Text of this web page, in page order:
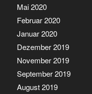
Mai 2020
Februar 2020
Januar 2020
Dezember 2019
November 2019
September 2019
August 2019